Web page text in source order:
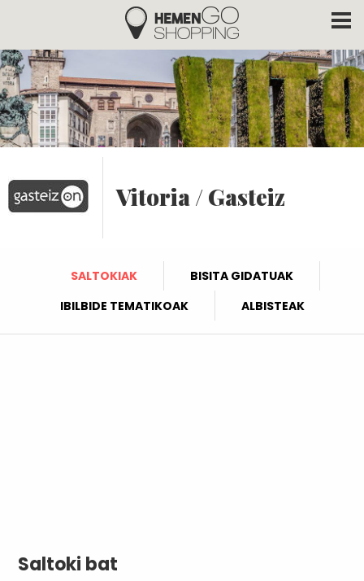
Skip to main content
Hemengo Shopping
Vitoria / Gasteiz
SALTOKIAK
BISITA GIDATUAK
IBILBIDE TEMATIKOAK
ALBISTEAK
Saltoki bat